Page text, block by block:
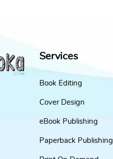
Services
Book Editing
Cover Design
eBook Publishing
Paperback Publishing